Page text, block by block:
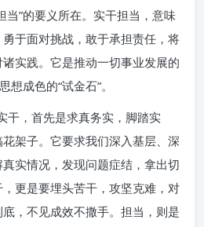
当”的要义所在。实干担当，意味
于面对挑战，敢于承担责任，将
实践。它是推动一切事业发展的
想成色的“试金石”。
干，首先是求真务实，脚踏实
架子。它要求我们深入基层、深
实情况，发现问题症结，拿出切
更是要埋头苦干，攻坚克难，对
，不见成效不撒手。担当，则是